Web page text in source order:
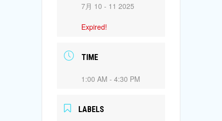
7月 10 - 11 2025
Expired!
TIME
1:00 AM - 4:30 PM
LABELS